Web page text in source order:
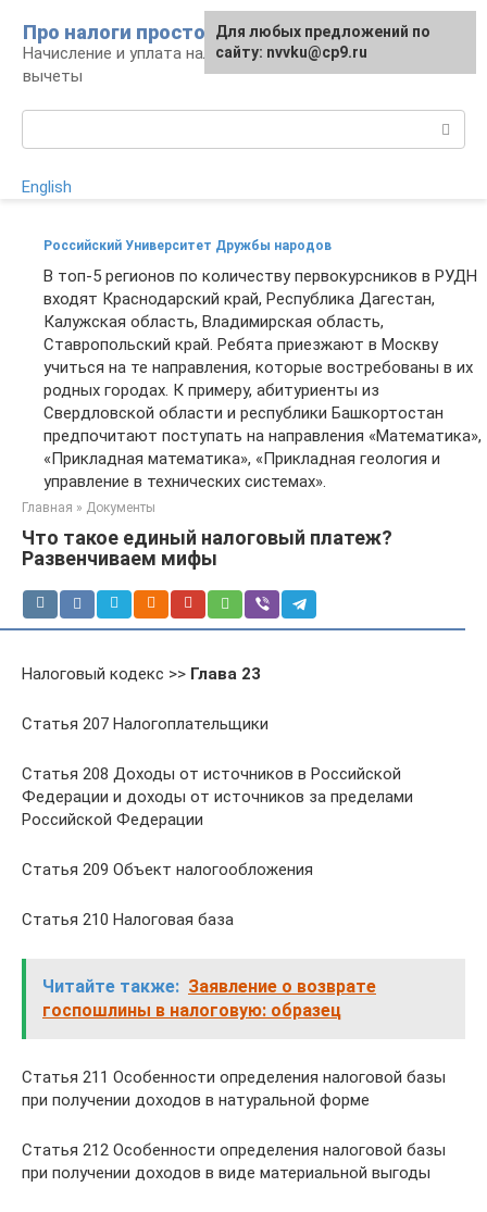
контенту
Про налоги просто
Начисление и уплата налогов, налоговые
вычеты
English
Российский Университет Дружбы народов
В топ-5 регионов по количеству первокурсников в РУДН
входят Краснодарский край, Республика Дагестан,
Калужская область, Владимирская область,
Ставропольский край. Ребята приезжают в Москву
учиться на те направления, которые востребованы в их
родных городах. К примеру, абитуриенты из
Свердловской области и республики Башкортостан
предпочитают поступать на направления «Математика»,
«Прикладная математика», «Прикладная геология и
управление в технических системах».
Главная » Документы
Что такое единый налоговый платеж?
Развенчиваем мифы
Налоговый кодекс >> Глава 23
Статья 207 Налогоплательщики
Статья 208 Доходы от источников в Российской
Федерации и доходы от источников за пределами
Российской Федерации
Статья 209 Объект налогообложения
Статья 210 Налоговая база
Читайте также: Заявление о возврате
госпошлины в налоговую: образец
Статья 211 Особенности определения налоговой базы
при получении доходов в натуральной форме
Статья 212 Особенности определения налоговой базы
при получении доходов в виде материальной выгоды
Для любых предложений по
сайту: nvvku@cp9.ru